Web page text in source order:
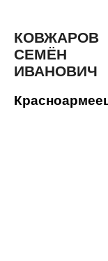
КОВЖАРОВ
СЕМЁН
ИВАНОВИЧ